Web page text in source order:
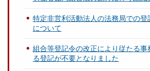
特定非営利活動法人の法務局での
について
組合等登記令の改正により従たる事
る登記が不要となりました